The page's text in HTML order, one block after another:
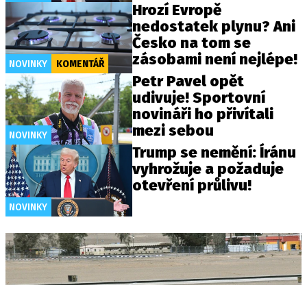
NOVINKY KOMENTÁŘ
Hrozí Evropě
nedostatek plynu? Ani
Česko na tom se
zásobami není nejlépe!
NOVINKY
Petr Pavel opět
udivuje! Sportovní
novináři ho přivítali
mezi sebou
NOVINKY
Trump se nemění: Íránu
vyhrožuje a požaduje
otevření průlivu!